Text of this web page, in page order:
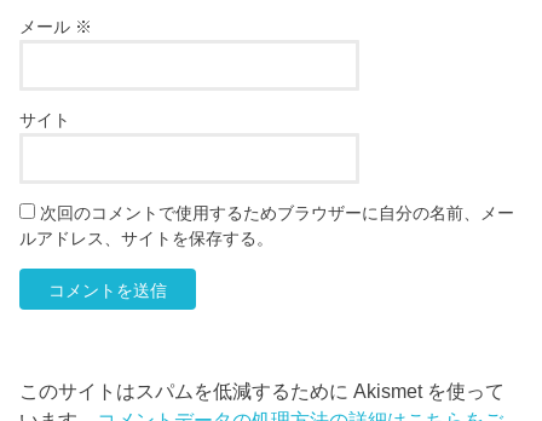
メール ※
サイト
次回のコメントで使用するためブラウザーに自分の名前、メー
ルアドレス、サイトを保存する。
このサイトはスパムを低減するために Akismet を使って